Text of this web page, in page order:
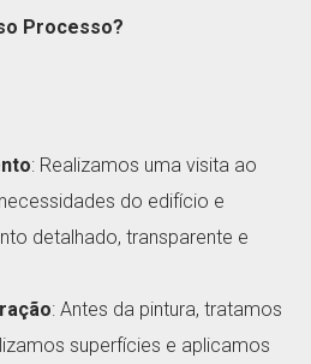
Processo?
: Realizamos uma visita ao
do edifício e
detalhado, transparente e
: Antes da pintura, tratamos
superfícies e aplicamos